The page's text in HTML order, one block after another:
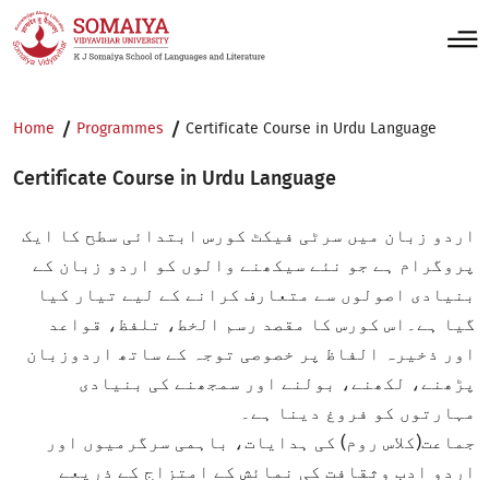
Home Programmes Certificate Course in Urdu Language
Certificate Course in Urdu Language
اردو زبان میں سرٹی فیکٹ کورس ابتدائی سطح کا ایک
پروگرام ہے جو نئے سیکھنے والوں کو اردو زبان کے
بنیادی اصولوں سے متعارف کرانے کے لیے تیار کیا
گیا ہے۔اس کورس کا مقصد رسم الخط، تلفظ، قواعد
اور ذخیرہ الفاظ پر خصوصی توجہ کے ساتھ اردوزبان
پڑھنے، لکھنے، بولنے اور سمجھنے کی بنیادی
مہارتوں کو فروغ دینا ہے۔
جماعت(کلاس روم) کی ہدایات، باہمی سرگرمیوں اور
اردو ادب وثقافت کی نمائش کے امتزاج کے ذریعے